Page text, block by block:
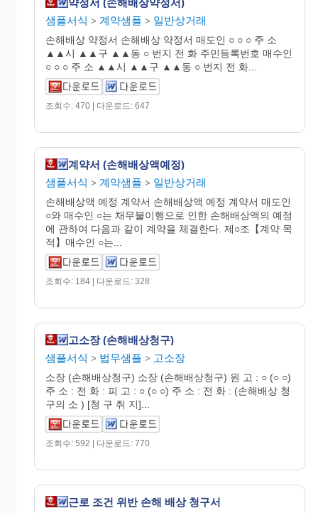
샘플서식 > 계약샘플 > 일반상거래
손해배상 약정서 손해배상 약정서 매도인 ○ ○ ○ 주 소
▲▲시 ▲▲구 ▲▲동 ○ 번지 전 화 주민등록번호 매수인
○ ○ ○ 주 소 ▲▲시 ▲▲구 ▲▲동 ○ 번지 전 화...
조회수: 470 | 다운로드: 647
계약서 (손해배상액예정)
샘플서식 > 계약샘플 > 일반상거래
손해배상액 예정 계약서 손해배상액 예정 계약서 매도인
○와 매수인 ○는 채무불이행으로 인한 손해배상액의 예정
에 관하여 다음과 같이 계약을 체결한다. 제○조【계약 목
적】매수인 ○는...
조회수: 184 | 다운로드: 328
고소장 (손해배상청구)
샘플서식 > 법무샘플 > 고소장
소장 (손해배상청구) 소장 (손해배상청구) 원 고 : ○ (○ ○)
주 소 : 전 화 : 피 고 : ○ (○ ○) 주 소 : 전 화 : (손해배상 청
구의 소 ) [청 구 취 지]...
조회수: 592 | 다운로드: 770
근로 조건 위반 손해 배상 청구서